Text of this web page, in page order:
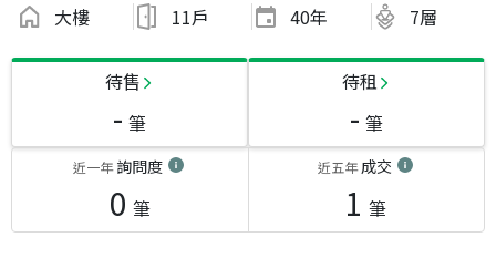
大樓 11戶 40年 7層
待售
- 筆
待租
- 筆
近一年詢問度
0 筆
近五年成交
1 筆